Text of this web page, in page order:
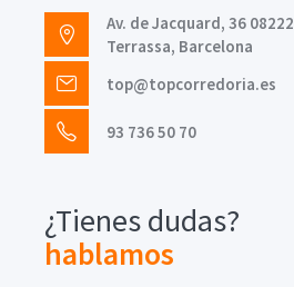
Av. de Jacquard, 36 08222
Terrassa, Barcelona
top@topcorredoria.es
93 736 50 70
¿Tienes dudas?
hablamos